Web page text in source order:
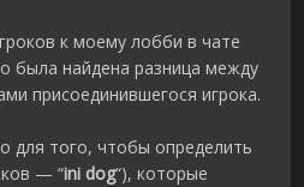
к моему лобби в чате
была найдена разница между
присоединившегося игрока.
для того, чтобы определить
— “ini dog“), которые